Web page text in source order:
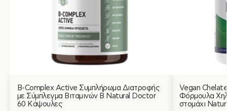
B-Complex Active Συμπλήρωμα Διατροφής
με Σύμπλεγμα Βιταμινών B Natural Doctor
60 Κάψουλες
Vegan
Φόρμουλα
στομάχι